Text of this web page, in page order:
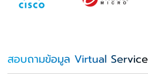
สอบถามข้อมูล Virtual Service